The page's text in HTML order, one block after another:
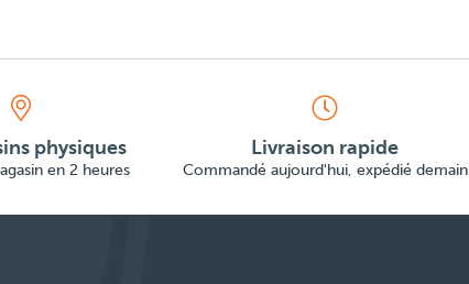
physiques
en 2 heures
Livraison rapide
Commandé aujourd'hui, expédié demain